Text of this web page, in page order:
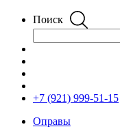
Поиск
+7 (921) 999-51-15
Оправы